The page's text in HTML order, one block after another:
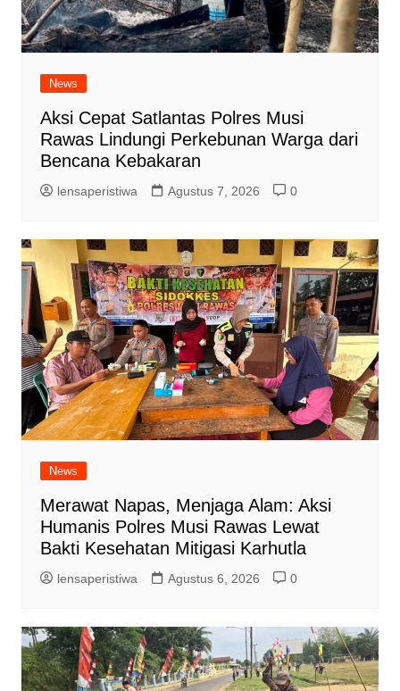
News
Aksi Cepat Satlantas Polres Musi
Rawas Lindungi Perkebunan Warga dari
Bencana Kebakaran
lensaperistiwa Agustus 7, 2026 0
News
Merawat Napas, Menjaga Alam: Aksi
Humanis Polres Musi Rawas Lewat
Bakti Kesehatan Mitigasi Karhutla
lensaperistiwa Agustus 6, 2026 0